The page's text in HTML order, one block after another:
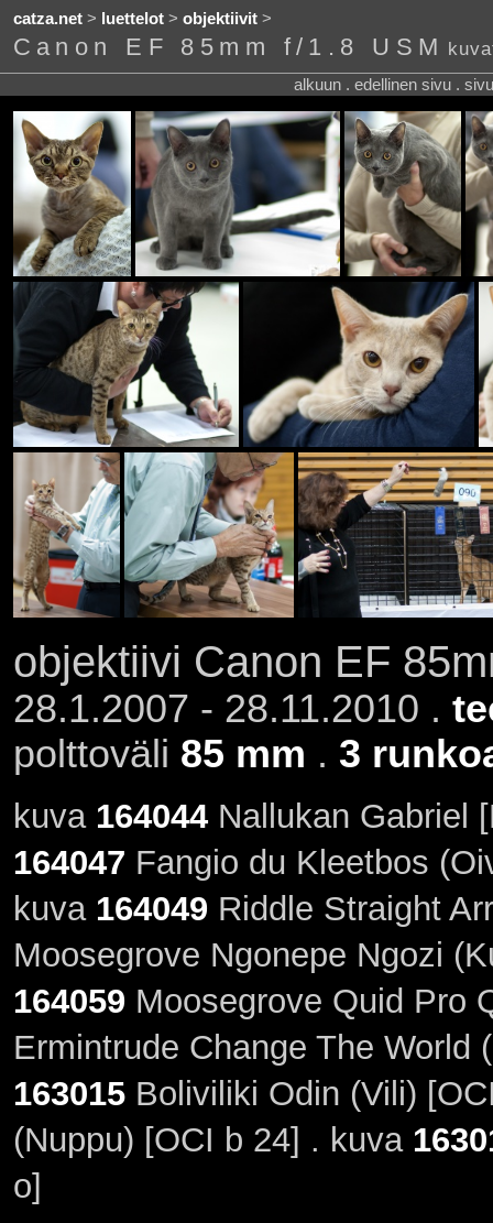
catza.net> luettelot> objektiivit>
Canon EF 85mm f/1.8 USM
alkuun . edellinen sivu .
objektiivi Canon EF
28.1.2007 - 28.11.2010 .
polttoväli 85 mm . 3
kuva 164044Nallukan Gabriel
164047 Fangio du Kleetbos
kuva 164049 Riddle Straight
Moosegrove Ngonepe Ngozi
164059 Moosegrove Quid Pro
Ermintrude Change The
163015Boliviliki Odin (Vili)
(Nuppu) [OCI b 24] . kuva
o]